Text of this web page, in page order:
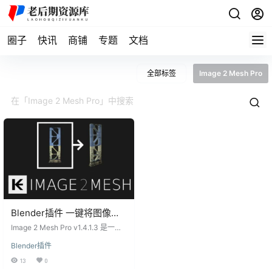
圈子 快讯 商铺 专题 文档
全部标签 Image 2 Mesh Pro
Blender插件 一键将图像转
换为网格几何图形 Image 2
Image 2 Mesh Pro v1.4.1.3 是一款
一键将图像转换为网格几何图形的
便捷工具。这个插件适用于概念艺
Blender插件
13 0